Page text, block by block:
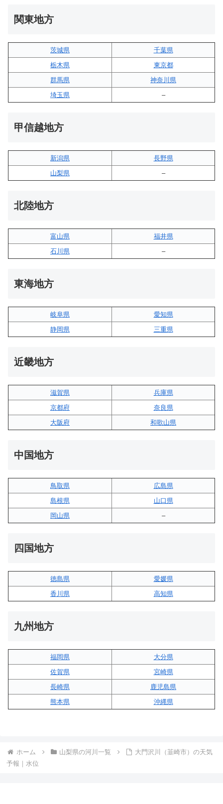
関東地方
茨城県
千葉県
栃木県
東京都
群馬県
神奈川県
埼玉県
–
甲信越地方
新潟県
長野県
山梨県
–
北陸地方
富山県
福井県
石川県
–
東海地方
岐阜県
愛知県
静岡県
三重県
近畿地方
滋賀県
兵庫県
京都府
奈良県
大阪府
和歌山県
中国地方
鳥取県
広島県
島根県
山口県
岡山県
–
四国地方
徳島県
愛媛県
香川県
高知県
九州地方
福岡県
大分県
佐賀県
宮崎県
長崎県
鹿児島県
熊本県
沖縄県
ホーム 山梨県の河川一覧
大門沢川（韮崎市）の天気
予報｜水位